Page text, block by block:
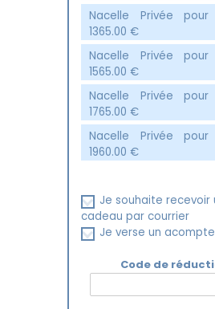
Nacelle Privée
1365.00 €
Nacelle Privée
1565.00 €
Nacelle Privée
1765.00 €
Nacelle Privée
1960.00 €
Je souhaite recevoir
cadeau par courrier
Je verse un acompte
Code de